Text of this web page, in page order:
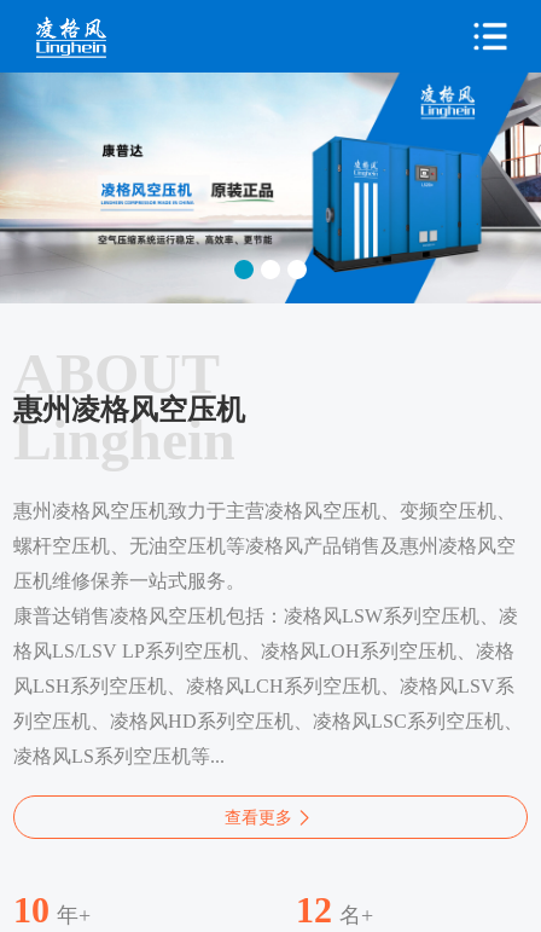
ABOUT
Linghein
惠州凌格风空压机
惠州凌格风空压机致力于主营凌格风空压机、变频空压机、
螺杆空压机、无油空压机等凌格风产品销售及惠州凌格风空
压机维修保养一站式服务。
康普达销售凌格风空压机包括：凌格风LSW系列空压机、凌
格风LS/LSV LP系列空压机、凌格风LOH系列空压机、凌格
风LSH系列空压机、凌格风LCH系列空压机、凌格风LSV系
列空压机、凌格风HD系列空压机、凌格风LSC系列空压机、
凌格风LS系列空压机等...
查看更多
10 年+ 12 名+